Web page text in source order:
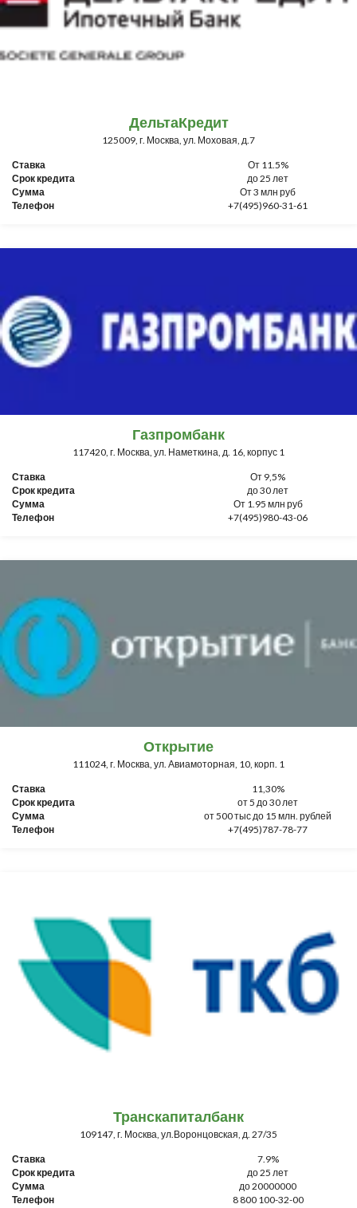
ДельтаКредит
125009, г. Москва, ул. Моховая, д.7
Ставка
От 11.5%
Срок кредита
до 25 лет
Сумма
От 3 млн руб
Телефон
+7(495)960-31-61
Газпромбанк
117420, г. Москва, ул. Наметкина, д. 16, корпус 1
Ставка
От 9,5%
Срок кредита
до 30 лет
Сумма
От 1.95 млн руб
Телефон
+7(495)980-43-06
Открытие
111024, г. Москва, ул. Авиамоторная, 10, корп. 1
Ставка
11,30%
Срок кредита
от 5 до 30 лет
Сумма
от 500 тыс до 15 млн. рублей
Телефон
+7(495)787-78-77
Транскапиталбанк
109147, г. Москва, ул.Воронцовская, д. 27/35
Ставка
7.9%
Срок кредита
до 25 лет
Сумма
до 20000000
Телефон
8 800 100-32-00